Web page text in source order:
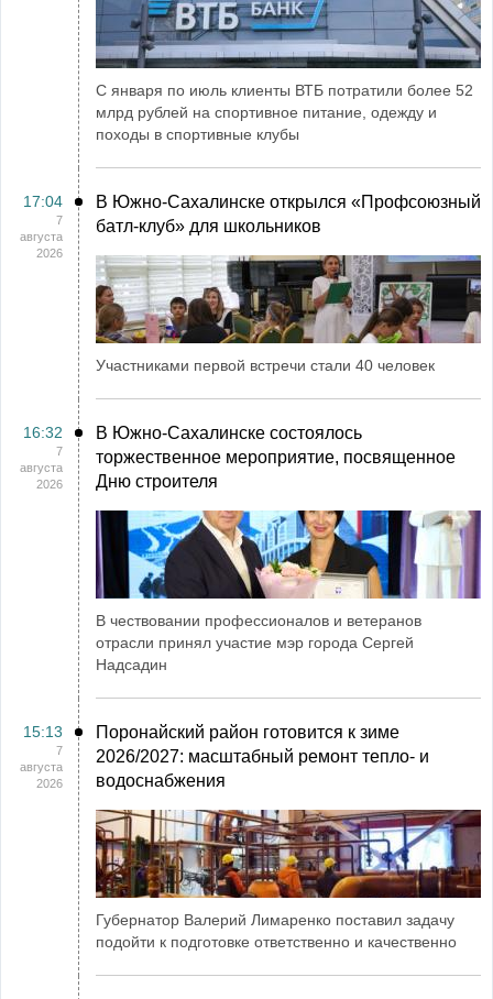
С января по июль клиенты ВТБ потратили более 52
млрд рублей на спортивное питание, одежду и
походы в спортивные клубы
17:04
7
августа
2026
В Южно-Сахалинске открылся «Профсоюзный
батл-клуб» для школьников
Участниками первой встречи стали 40 человек
16:32
7
августа
2026
В Южно-Сахалинске состоялось
торжественное мероприятие, посвященное
Дню строителя
В чествовании профессионалов и ветеранов
отрасли принял участие мэр города Сергей
Надсадин
15:13
7
августа
2026
Поронайский район готовится к зиме
2026/2027: масштабный ремонт тепло- и
водоснабжения
Губернатор Валерий Лимаренко поставил задачу
подойти к подготовке ответственно и качественно